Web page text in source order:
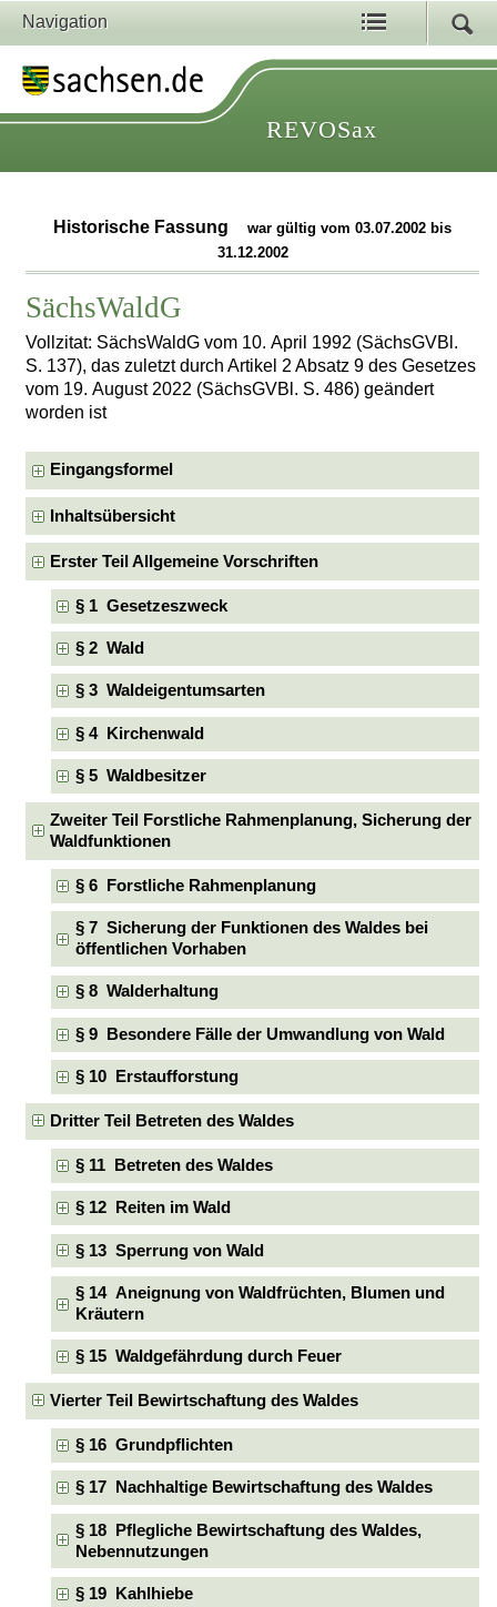
Navigation
REVOSax
Historische Fassung
war gültig vom 03.07.2002 bis
31.12.2002
SächsWaldG
Vollzitat: SächsWaldG vom 10. April 1992 (SächsGVBl.
S. 137), das zuletzt durch Artikel 2 Absatz 9 des Gesetzes
vom 19. August 2022 (SächsGVBl. S. 486) geändert
worden ist
Eingangsformel
Inhaltsübersicht
Erster Teil Allgemeine Vorschriften
§ 1 Gesetzeszweck
§ 2 Wald
§ 3 Waldeigentumsarten
§ 4 Kirchenwald
§ 5 Waldbesitzer
Zweiter Teil Forstliche Rahmenplanung, Sicherung der
Waldfunktionen
§ 6 Forstliche Rahmenplanung
§ 7 Sicherung der Funktionen des Waldes bei
öffentlichen Vorhaben
§ 8 Walderhaltung
§ 9 Besondere Fälle der Umwandlung von Wald
§ 10 Erstaufforstung
Dritter Teil Betreten des Waldes
§ 11 Betreten des Waldes
§ 12 Reiten im Wald
§ 13 Sperrung von Wald
§ 14 Aneignung von Waldfrüchten, Blumen und
Kräutern
§ 15 Waldgefährdung durch Feuer
Vierter Teil Bewirtschaftung des Waldes
§ 16 Grundpflichten
§ 17 Nachhaltige Bewirtschaftung des Waldes
§ 18 Pflegliche Bewirtschaftung des Waldes,
Nebennutzungen
§ 19 Kahlhiebe